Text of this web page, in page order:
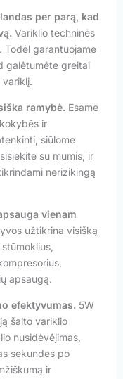
per parą, kad
Variklio techninės
Todėl garantuojame
galėtumėte greitai
ramybė. Esame
ir
siūlome
su mumis, ir
nerizikingą
vienam
užtikrina visišką
apsaugą.
efektyvumas. 5W
šalto variklio
nusidėvėjimas,
sekundes po
ir